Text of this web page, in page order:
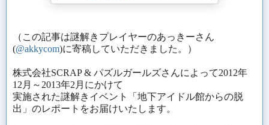
（この記事は謎解きプレイヤーのあっきーさん
(@akkycom)に寄稿していただきました。 ）
株式会社SCRAP & パズルガールズさんによって2012年
12 月～ 2013年2 月にかけて
実施された謎解きイベント「地下アイドル館からの脱
出」のレポートをお届けいたします。